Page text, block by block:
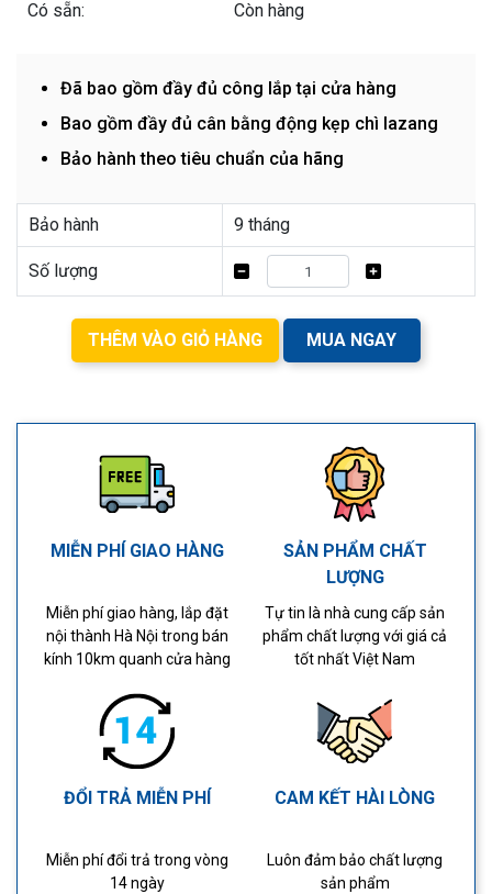
Có sẵn:
Còn hàng
Đã bao gồm đầy đủ công lắp tại cửa hàng
Bao gồm đầy đủ cân bằng động kẹp chì lazang
Bảo hành theo tiêu chuẩn của hãng
Bảo hành 9 tháng
Số lượng
THÊM VÀO GIỎ HÀNG MUA NGAY
MIỄN PHÍ GIAO HÀNG
Miễn phí giao hàng, lắp đặt
nội thành Hà Nội trong bán
kính 10km quanh cửa hàng
SẢN PHẨM CHẤT
LƯỢNG
Tự tin là nhà cung cấp sản
phẩm chất lượng với giá cả
tốt nhất Việt Nam
ĐỔI TRẢ MIỄN PHÍ
Miễn phí đổi trả trong vòng
14 ngày
CAM KẾT HÀI LÒNG
Luôn đảm bảo chất lượng
sản phẩm